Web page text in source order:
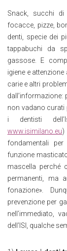
Snack, succhi di
focacce, pizze,
denti, specie dei
tappabuchi da
gassose. E
igiene e
carie e altri
non vadano curati
i dentisti
www.isimilano.eu)
fondamentali
funzione
mascella perché
permanenti, ma
fonazione».
prevenzione per
nell’immediato,
dell’ISI, qualche